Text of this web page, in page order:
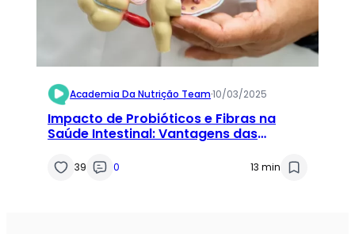
Academia Da Nutrição Team·10/03/2025
Impacto de Probióticos e Fibras na
Saúde Intestinal: Vantagens das
39 0 13 min